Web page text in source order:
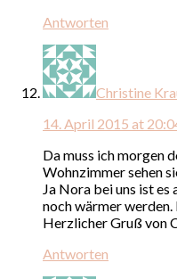
Antworten
Christine
14. April 2015 at
Da muss ich morgen
Wohnzimmer sehen
Ja Nora bei uns ist
noch wärmer werden.
Herzlicher Gruß von
Antworten